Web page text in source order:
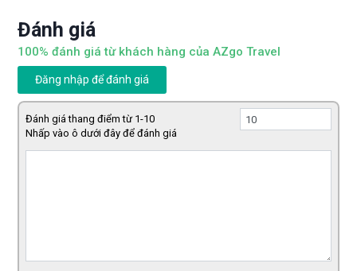
Đánh giá
100% đánh giá từ khách hàng của AZgo Travel
Đăng nhập để đánh giá
Đánh giá thang điểm từ 1-10
Nhấp vào ô dưới đây để đánh giá